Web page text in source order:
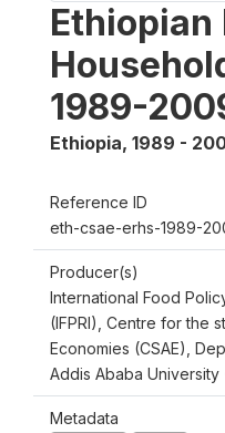
Ethiopian
1989-
Ethiopia, 1989 -
Reference ID
eth-csae-erhs-1989-
Producer(s)
International Food
(IFPRI), Centre for the
Economies (CSAE),
Addis Ababa University
Metadata